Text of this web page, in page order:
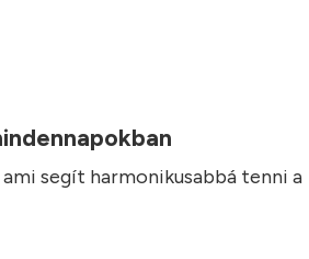
segít harmonikusabbá tenni a